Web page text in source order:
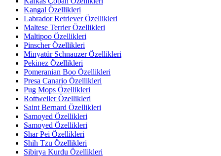
Kangal Özellikleri
Labrador Retriever Özellikleri
Maltese Terrier Özellikleri
Maltipoo Özellikleri
Pinscher Özellikleri
Minyatür Schnauzer Özellikleri
Pekinez Özellikleri
Pomeranian Boo Özellikleri
Presa Canario Özellikleri
Pug Mops Özellikleri
Rottweiler Özellikleri
Saint Bernard Özellikleri
Samoyed Özellikleri
Samoyed Özellikleri
Shar Pei Özellikleri
Shih Tzu Özellikleri
Sibirya Kurdu Özellikleri